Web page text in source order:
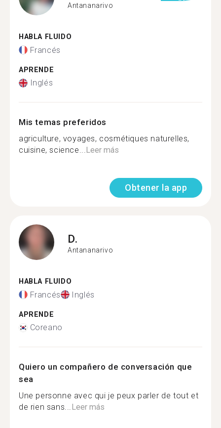
Antananarivo
HABLA FLUIDO
Francés
APRENDE
Inglés
Mis temas preferidos
agriculture, voyages, cosmétiques naturelles,
cuisine, science...Leer más
Obtener la app
D.
Antananarivo
HABLA FLUIDO
Francés Inglés
APRENDE
Coreano
Quiero un compañero de conversación que
sea
Une personne avec qui je peux parler de tout et
de rien sans...Leer más